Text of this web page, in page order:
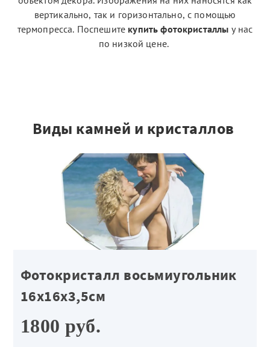
вертикально, так и горизонтально, с помощью
термопресса. Поспешите купить фотокристаллы у нас
по низкой цене.
Виды камней и кристаллов
Фотокристалл восьмиугольник
16х16х3,5см
1800 руб.